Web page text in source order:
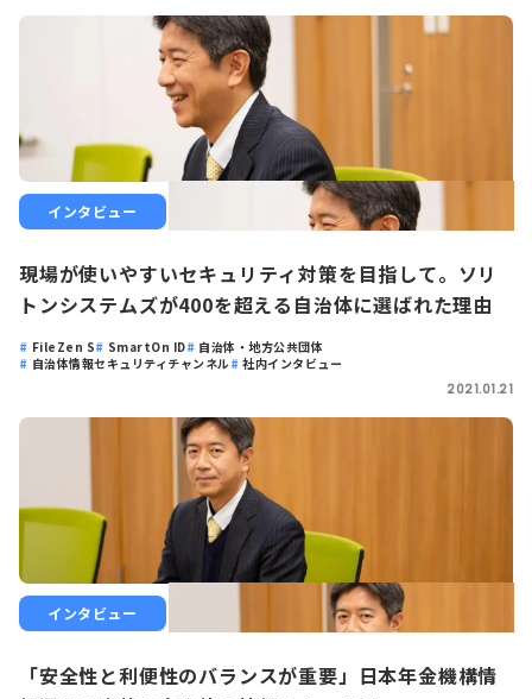
インタビュー
現場が使いやすいセキュリティ対策を目指して。ソリ
トンシステムズが400を超える自治体に選ばれた理由
FileZen S SmartOn ID
自治体・地方公共団体
自治体情報セキュリティチャンネル
社内インタビュー
2021.01.21
インタビュー
「安全性と利便性のバランスが重要」日本年金機構情